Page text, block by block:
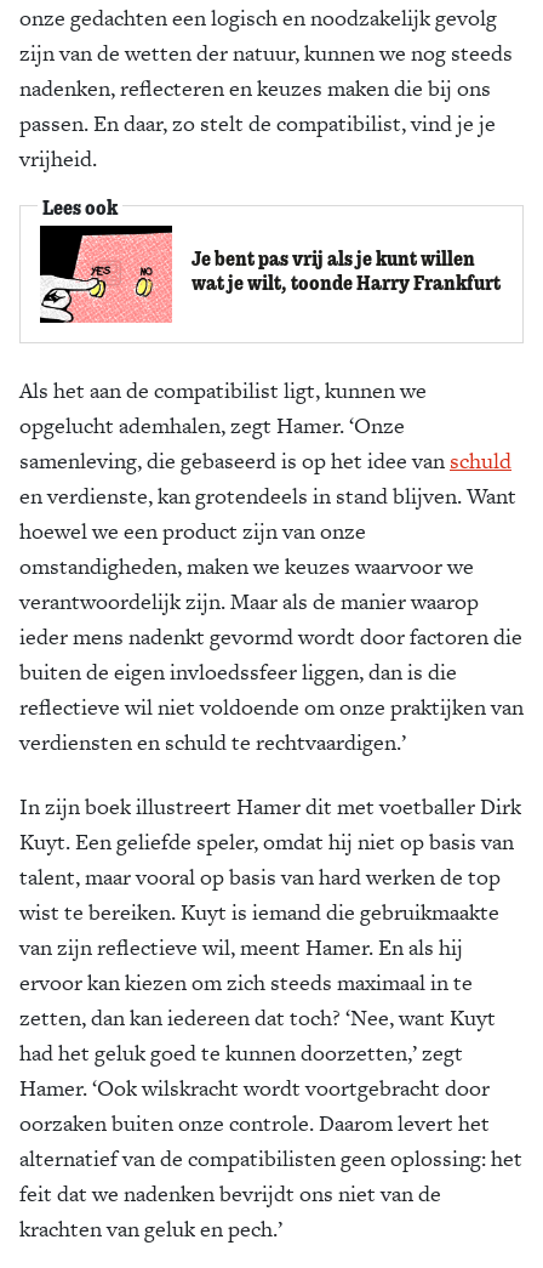
onze gedachten een logisch en noodzakelijk gevolg
zijn van de wetten der natuur, kunnen we nog steeds
nadenken, reflecteren en keuzes maken die bij ons
passen. En daar, zo stelt de compatibilist, vind je je
vrijheid.
Lees ook
Je bent pas vrij als je kunt willen
wat je wilt, toonde Harry Frankfurt
Als het aan de compatibilist ligt, kunnen we
opgelucht ademhalen, zegt Hamer. ‘Onze
samenleving, die gebaseerd is op het idee van schuld
en verdienste, kan grotendeels in stand blijven. Want
hoewel we een product zijn van onze
omstandigheden, maken we keuzes waarvoor we
verantwoordelijk zijn. Maar als de manier waarop
ieder mens nadenkt gevormd wordt door factoren die
buiten de eigen invloedssfeer liggen, dan is die
reflectieve wil niet voldoende om onze praktijken van
verdiensten en schuld te rechtvaardigen.’
In zijn boek illustreert Hamer dit met voetballer Dirk
Kuyt. Een geliefde speler, omdat hij niet op basis van
talent, maar vooral op basis van hard werken de top
wist te bereiken. Kuyt is iemand die gebruikmaakte
van zijn reflectieve wil, meent Hamer. En als hij
ervoor kan kiezen om zich steeds maximaal in te
zetten, dan kan iedereen dat toch? ‘Nee, want Kuyt
had het geluk goed te kunnen doorzetten,’ zegt
Hamer. ‘Ook wilskracht wordt voortgebracht door
oorzaken buiten onze controle. Daarom levert het
alternatief van de compatibilisten geen oplossing: het
feit dat we nadenken bevrijdt ons niet van de
krachten van geluk en pech.’